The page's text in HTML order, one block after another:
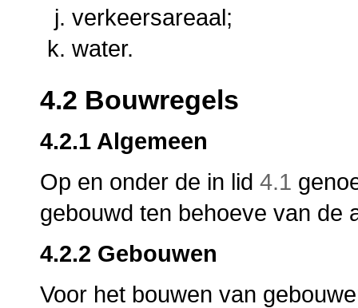
verkeersareaal;
water.
4.2 Bouwregels
4.2.1 Algemeen
Op en onder de in lid 4.1
gebouwd ten behoeve van de
4.2.2 Gebouwen
Voor het bouwen van